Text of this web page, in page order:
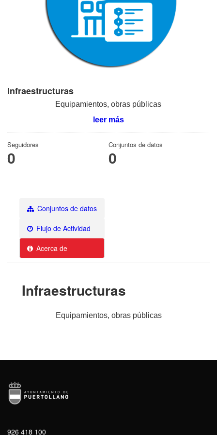
Infraestructuras
Equipamientos, obras públicas
leer más
Seguidores
0
Conjuntos de datos
0
Conjuntos de datos
Flujo de Actividad
Acerca de
Infraestructuras
Equipamientos, obras públicas
926 418 100